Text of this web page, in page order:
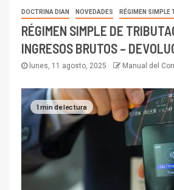
DOCTRINA DIAN NOVEDADES RÉGIMEN SIMPLE
RÉGIMEN SIMPLE DE
INGRESOS BRUTOS –
lunes, 11 agosto, 2025 Manual del
1 min de lectura